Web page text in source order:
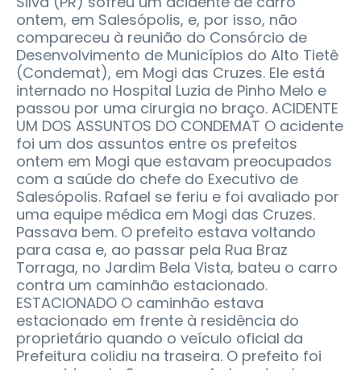
ontem, em Salesópolis, e, por isso, não
compareceu à reunião do Consórcio de
Desenvolvimento de Municípios do Alto Tietê
(Condemat), em Mogi das Cruzes. Ele está
internado no Hospital Luzia de Pinho Melo e
passou por uma cirurgia no braço. ACIDENTE
UM DOS ASSUNTOS DO CONDEMAT O acidente
foi um dos assuntos entre os prefeitos
ontem em Mogi que estavam preocupados
com a saúde do chefe do Executivo de
Salesópolis. Rafael se feriu e foi avaliado por
uma equipe médica em Mogi das Cruzes.
Passava bem. O prefeito estava voltando
para casa e, ao passar pela Rua Braz
Torraga, no Jardim Bela Vista, bateu o carro
contra um caminhão estacionado.
ESTACIONADO O caminhão estava
estacionado em frente à residência do
proprietário quando o veículo oficial da
Prefeitura colidiu na traseira. O prefeito foi